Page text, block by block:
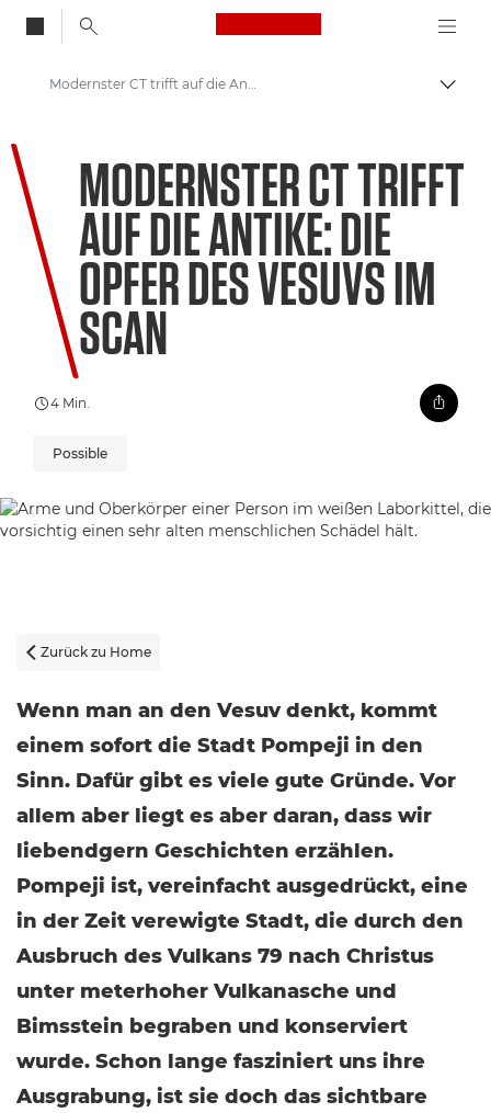
Canon Logo, back
Auf
Willkommen bei VIEW
Modernster CT trifft auf die Antike: die Opfer des Vesuvs im Scan
MODERNSTER CT TRIFFT
AUF DIE ANTIKE: DIE
OPFER DES VESUVS IM
SCAN
4 Min.
Possible
 Zurück zu Home
Wenn man an den Vesuv denkt, kommt
einem sofort die Stadt Pompeji in den
Sinn. Dafür gibt es viele gute Gründe. Vor
allem aber liegt es aber daran, dass wir
liebendgern Geschichten erzählen.
Pompeji ist, vereinfacht ausgedrückt, eine
in der Zeit verewigte Stadt, die durch den
Ausbruch des Vulkans 79 nach Christus
unter meterhoher Vulkanasche und
Bimsstein begraben und konserviert
wurde. Schon lange fasziniert uns ihre
Ausgrabung, ist sie doch das sichtbare